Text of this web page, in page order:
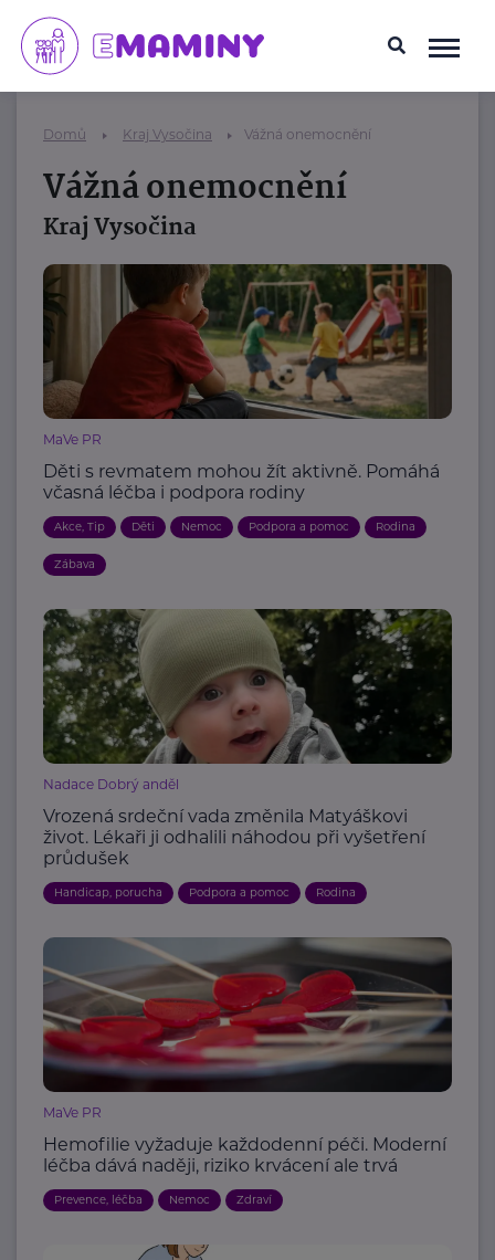
Domů Kraj Vysočina Vážná onemocnění
Vážná onemocnění
Kraj Vysočina
MaVe PR
Děti s revmatem mohou žít aktivně. Pomáhá
včasná léčba i podpora rodiny
Akce, Tip Děti Nemoc Podpora a pomoc Rodina
Zábava
Nadace Dobrý anděl
Vrozená srdeční vada změnila Matyáškovi
život. Lékaři ji odhalili náhodou při vyšetření
průdušek
Handicap, porucha Podpora a pomoc Rodina
MaVe PR
Hemofilie vyžaduje každodenní péči. Moderní
léčba dává naději, riziko krvácení ale trvá
Prevence, léčba Nemoc Zdraví